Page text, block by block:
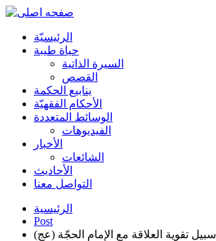
الرئیسیّة
حياة طيبة
السيرة الذاتية
القصص
ينابيع الحكمة
الأحکام الفقهیّة
الوسائط المتعددة
الفیدیوهات
الأخبار
الشائعات
الأحادیث
التواصل معنا
الرئيسية
Post
سبيل تقوية العلاقة مع الإمام الحجّة (عج)